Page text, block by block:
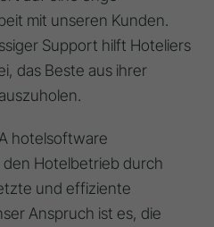
mit unseren Kunden.
Support hilft Hoteliers
das Beste aus ihrer
hotelsoftware
Hotelbetrieb durch
und effiziente
Anspruch ist es, die